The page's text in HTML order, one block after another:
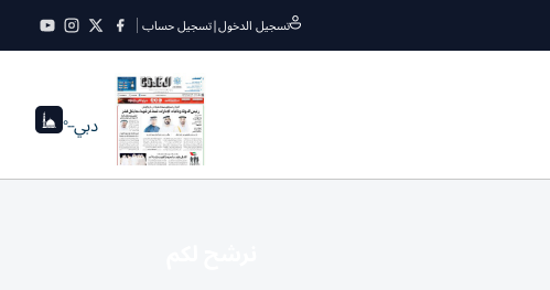
تسجيل الدخول|تسجيل حساب
دبي--°